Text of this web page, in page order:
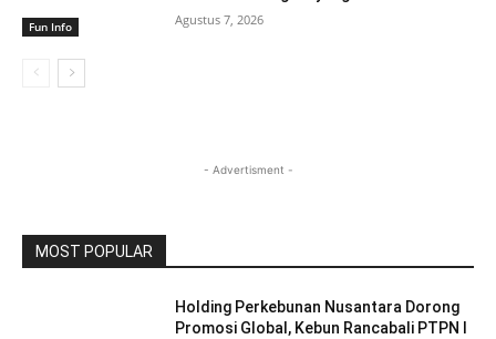
Fun Info Agustus 7, 2026
- Advertisment -
MOST POPULAR
Holding Perkebunan Nusantara Dorong
Promosi Global, Kebun Rancabali PTPN I